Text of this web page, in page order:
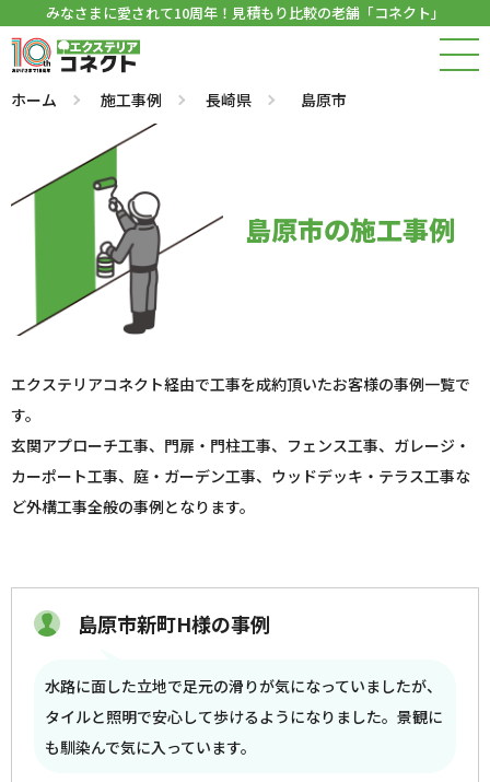
みなさまに愛されて10周年！見積もり比較の老舗「コネクト」
ホーム 施工事例 長崎県 島原市
島原市の施工事例
エクステリアコネクト経由で工事を成約頂いたお客様の事例一覧で
す。
玄関アプローチ工事、門扉・門柱工事、フェンス工事、ガレージ・
カーポート工事、庭・ガーデン工事、ウッドデッキ・テラス工事な
ど外構工事全般の事例となります。
島原市新町H様の事例
水路に面した立地で足元の滑りが気になっていましたが、
タイルと照明で安心して歩けるようになりました。景観に
も馴染んで気に入っています。